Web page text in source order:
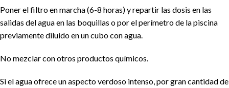
Poner el filtro en marcha (6-8 horas) y repartir las dosis en las
salidas del agua en las boquillas o por el perímetro de la piscina
previamente diluido en un cubo con agua.
No mezclar con otros productos químicos.
Si el agua ofrece un aspecto verdoso intenso, por gran cantidad de